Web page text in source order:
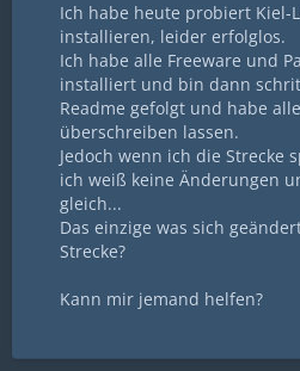
Ich habe heute probiert Kiel-
installieren, leider erfolglos.
Ich habe alle Freeware und
installiert und bin dann
Readme gefolgt und habe
überschreiben lassen.
Jedoch wenn ich die Strecke
ich weiß keine Änderungen
gleich...
Das einzige was sich
Strecke?
Kann mir jemand helfen?